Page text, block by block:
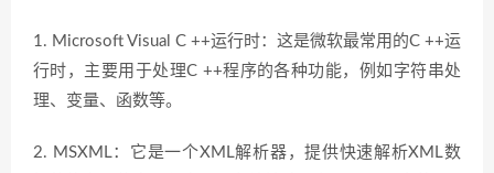
1. Microsoft Visual C ++运行时：这是微软最常用的C ++运
行时，主要用于处理C ++程序的各种功能，例如字符串处
理、变量、函数等。
2. MSXML：它是一个XML解析器，提供快速解析XML数